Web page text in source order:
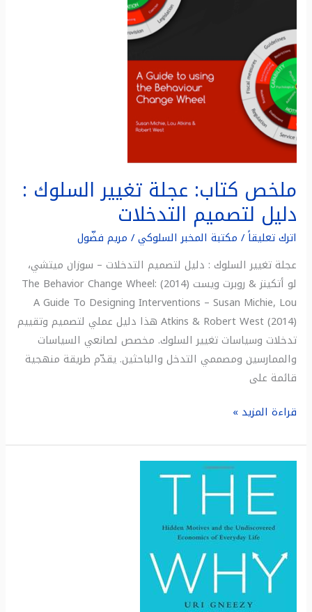
ملخص كتاب: عجلة تغيير السلوك :
دليل لتصميم التدخلات
اترك تعليقاً/ مكتبة المخبر السلوكي/ مريم فضّول
عجلة تغيير السلوك : دليل لتصميم التدخلات – سوزان ميتشي،
لو أتكينز & روبرت ويست (2014) The Behavior Change Wheel:
A Guide To Designing Interventions – Susan Michie, Lou
Atkins & Robert West (2014) هذا دليل عملي لتصميم وتقييم
تدخلات وسياسات تغيير السلوك. مخصص لصانعي السياسات
والممارسين ومصممي التدخل والباحثين. يقدّم طريقة منهجية
قائمة على
:
دليل
لتصميم
التدخلات
قراءة المزيد »
ملخص
كتاب:
محور
اللماذا:
الخفية
للحياة
اليومية